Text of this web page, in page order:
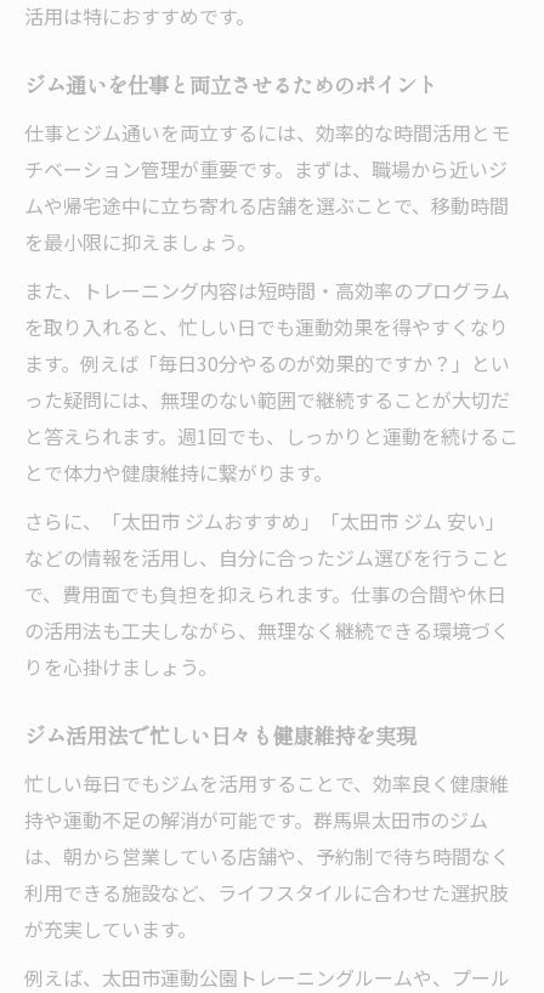
活用は特におすすめです。
ジム通いを仕事と両立させるためのポイント
仕事とジム通いを両立するには、効率的な時間活用とモ
チベーション管理が重要です。まずは、職場から近いジ
ムや帰宅途中に立ち寄れる店舗を選ぶことで、移動時間
を最小限に抑えましょう。
また、トレーニング内容は短時間・高効率のプログラム
を取り入れると、忙しい日でも運動効果を得やすくなり
ます。例えば「毎日30分やるのが効果的ですか？」とい
った疑問には、無理のない範囲で継続することが大切だ
と答えられます。週1回でも、しっかりと運動を続けるこ
とで体力や健康維持に繋がります。
さらに、「太田市 ジムおすすめ」「太田市 ジム 安い」
などの情報を活用し、自分に合ったジム選びを行うこと
で、費用面でも負担を抑えられます。仕事の合間や休日
の活用法も工夫しながら、無理なく継続できる環境づく
りを心掛けましょう。
ジム活用法で忙しい日々も健康維持を実現
忙しい毎日でもジムを活用することで、効率良く健康維
持や運動不足の解消が可能です。群馬県太田市のジム
は、朝から営業している店舗や、予約制で待ち時間なく
利用できる施設など、ライフスタイルに合わせた選択肢
が充実しています。
例えば、太田市運動公園トレーニングルームや、プール